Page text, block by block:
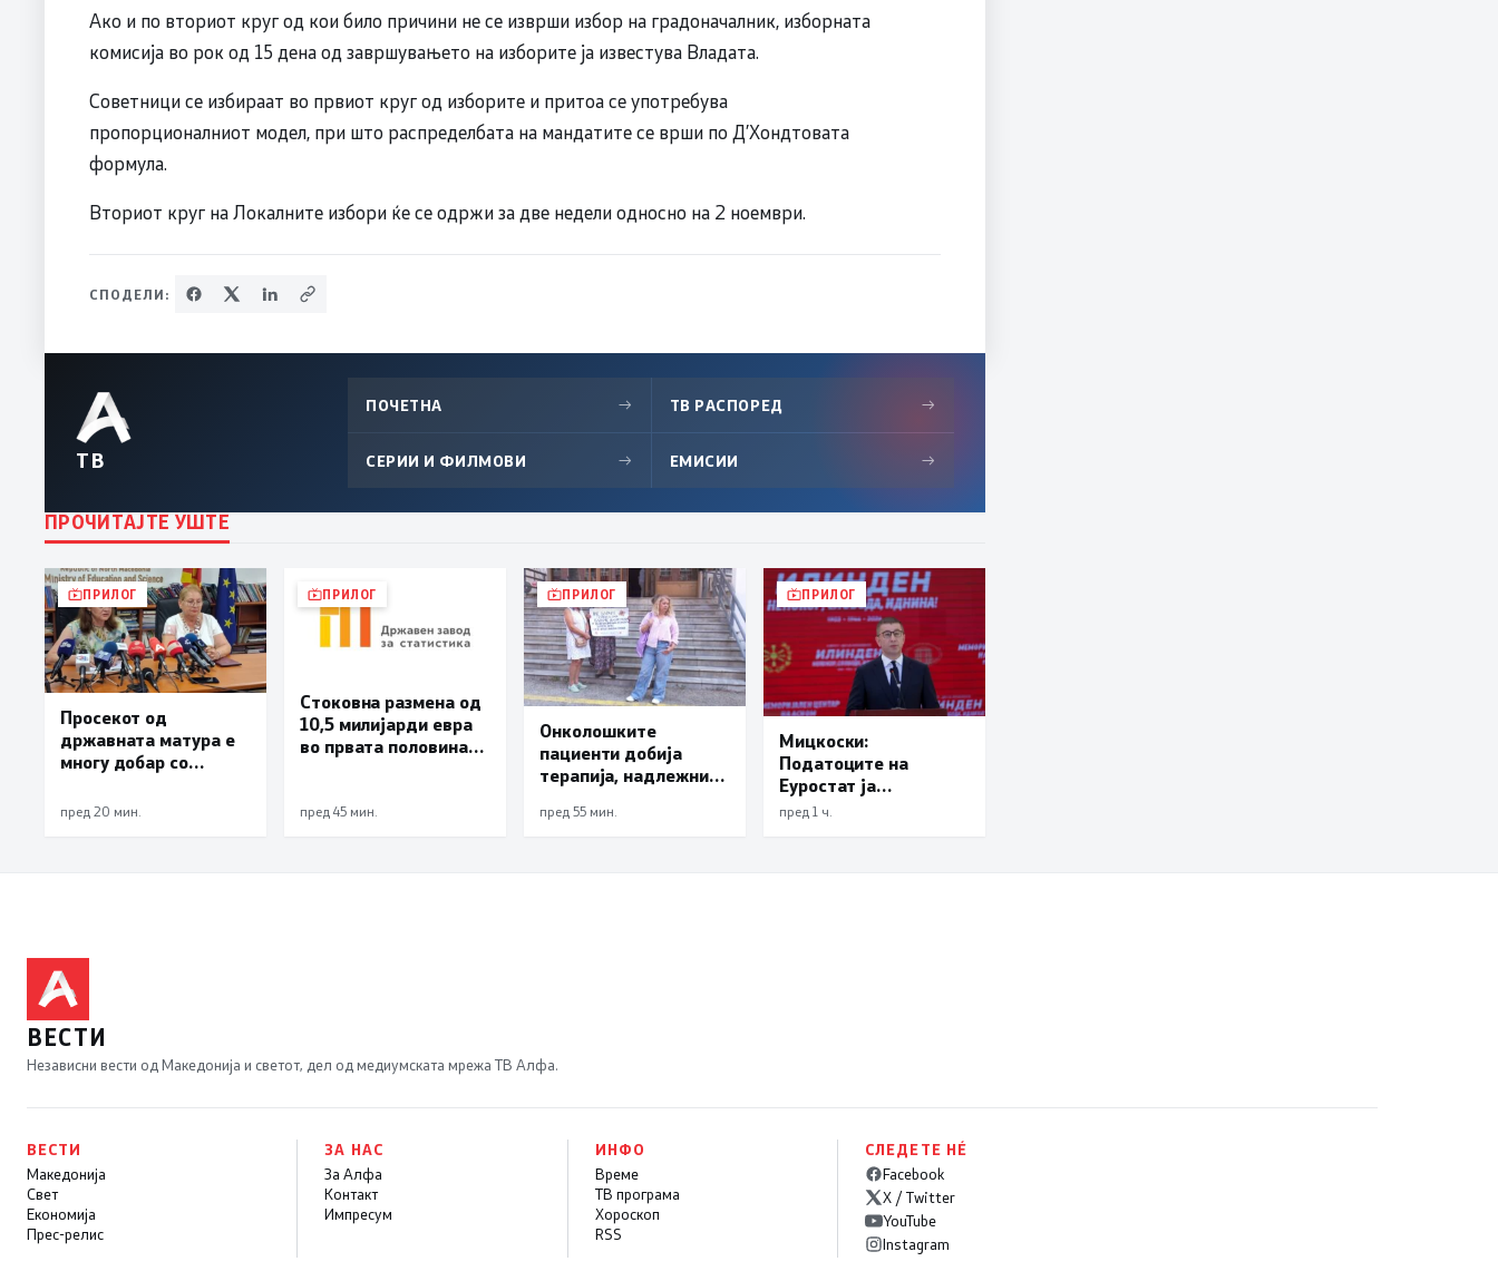
Ако и по вториот круг од кои било причини не се изврши избор на градоначалник, изборната
комисија во рок од 15 дена од завршувањето на изборите ја известува Владата.
Советници се избираат во првиот круг од изборите и притоа се употребува
пропорционалниот модел, при што распределбата на мандатите се врши по Д’Хондтовата
формула.
Вториот круг на Локалните избори ќе се одржи за две недели односно на 2 ноември.
СПОДЕЛИ:
ТВ
ПОЧЕТНА → ТВ РАСПОРЕД →
СЕРИИ И ФИЛМОВИ → ЕМИСИИ →
ПРОЧИТАЈТЕ УШТЕ
ПРИЛОГ
Просекот од
државната матура е
многу добар со
пред 20 мин.
ПРИЛОГ
Стоковна размена од
10,5 милијарди евра
во првата половина
зголемува извозот
пред 45 мин.
ПРИЛОГ
Онколошките
пациенти добија
терапија, надлежните
нема нови доцнења
пред 55 мин.
ПРИЛОГ
Мицкоски:
Податоците на
Еуростат ја
демантираат
пред 1 ч.
ВЕСТИ
Независни вести од Македонија и светот, дел од медиумската мрежа ТВ Алфа.
ВЕСТИ
Македонија
Свет
Економија
Прес-релис
ЗА НАС
За Алфа
Контакт
Импресум
ИНФО
Време
ТВ програма
Хороскоп
RSS
СЛЕДЕТЕ НÉ
Facebook
X / Twitter
YouTube
Instagram